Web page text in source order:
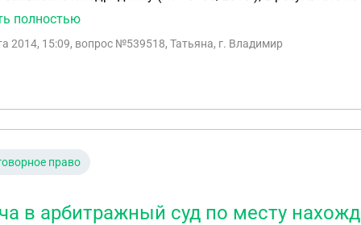
документов, проверка действий кредитных
не входит в компетенцию Банка России. Подскажите пожалуйста, куда еще обратиться и как
экспертиза. Организация, проводившая экспертизу
определений не поступает и на сайте нет документов о
может есть какая-то форма обращения к судье
полностью
2014, 15:09, вопрос №539518, Татьяна, г. Владимир
право
в арбитражный суд по месту